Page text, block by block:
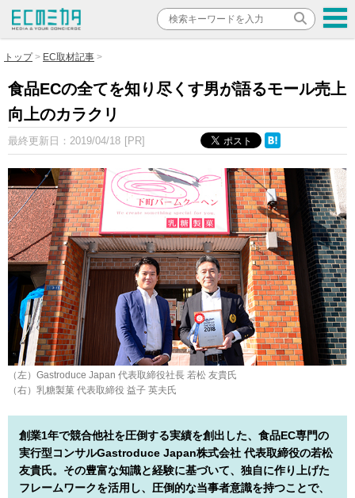
トップ EC取材記事
食品ECの全てを知り尽くす男が語るモール売上
向上のカラクリ
最終更新日： 2019/04/18 [PR]
（左）Gastroduce Japan 代表取締役社長 若松 友貴氏
（右）乳糖製菓 代表取締役 益子 英夫氏
創業1年で競合他社を圧倒する実績を創出した、食品EC専門の
実行型コンサルGastroduce Japan株式会社 代表取締役の若松
友貴氏。その豊富な知識と経験に基づいて、独自に作り上げた
フレームワークを活用し、圧倒的な当事者意識を持つことで、